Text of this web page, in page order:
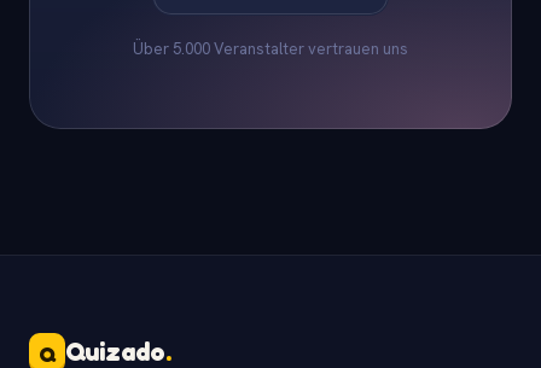
Über 5.000 Veranstalter vertrauen uns
Q Quizado.